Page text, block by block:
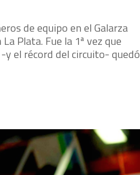
de equipo en el Galarza
Plata. Fue la 1ª vez que
y el récord del circuito- quedó